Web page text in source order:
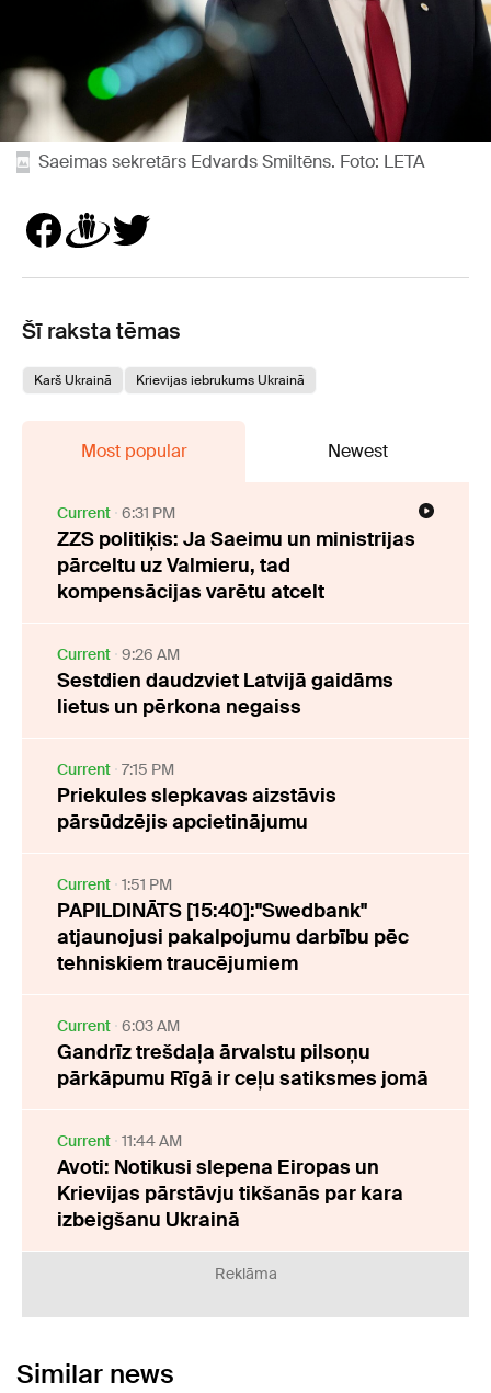
Saeimas sekretārs Edvards Smiltēns. Foto: LETA
Šī raksta tēmas
Karš Ukrainā Krievijas iebrukums Ukrainā
Most popular Newest
Current 6:31 PM
ZZS politiķis: Ja Saeimu un ministrijas
pārceltu uz Valmieru, tad
kompensācijas varētu atcelt
Current 9:26 AM
Sestdien daudzviet Latvijā gaidāms
lietus un pērkona negaiss
Current 7:15 PM
Priekules slepkavas aizstāvis
pārsūdzējis apcietinājumu
Current 1:51 PM
PAPILDINĀTS [15:40]:"Swedbank"
atjaunojusi pakalpojumu darbību pēc
tehniskiem traucējumiem
Current 6:03 AM
Gandrīz trešdaļa ārvalstu pilsoņu
pārkāpumu Rīgā ir ceļu satiksmes jomā
Current 11:44 AM
Avoti: Notikusi slepena Eiropas un
Krievijas pārstāvju tikšanās par kara
izbeigšanu Ukrainā
Reklāma
Similar news